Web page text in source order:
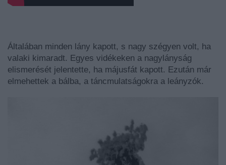
Általában minden lány kapott, s nagy szégyen volt, ha
valaki kimaradt. Egyes vidékeken a nagylányság
elismerését jelentette, ha májusfát kapott. Ez­után már
elmehettek a bálba, a táncmulatságokra a leányzók.